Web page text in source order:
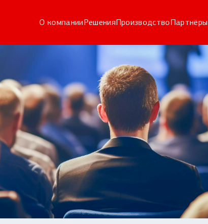
О компанииРешенияПроизводствоПартнёры